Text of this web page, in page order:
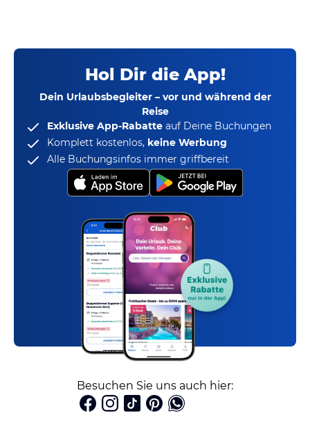
Hol Dir die App!
Dein Urlaubsbegleiter – vor und während der
Reise
Exklusive App-Rabatte auf Deine Buchungen
Komplett kostenlos, keine Werbung
Alle Buchungsinfos immer griffbereit
Besuchen Sie uns auch hier: